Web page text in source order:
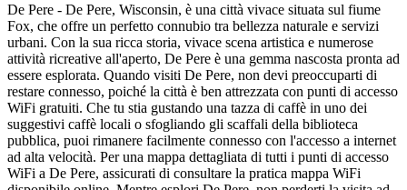
De Pere - De Pere, Wisconsin, è una città vivace situata sul fiume
Fox, che offre un perfetto connubio tra bellezza naturale e servizi
urbani. Con la sua ricca storia, vivace scena artistica e numerose
attività ricreative all'aperto, De Pere è una gemma nascosta pronta ad
essere esplorata. Quando visiti De Pere, non devi preoccuparti di
restare connesso, poiché la città è ben attrezzata con punti di accesso
WiFi gratuiti. Che tu stia gustando una tazza di caffè in uno dei
suggestivi caffè locali o sfogliando gli scaffali della biblioteca
pubblica, puoi rimanere facilmente connesso con l'accesso a internet
ad alta velocità. Per una mappa dettagliata di tutti i punti di accesso
WiFi a De Pere, assicurati di consultare la pratica mappa WiFi